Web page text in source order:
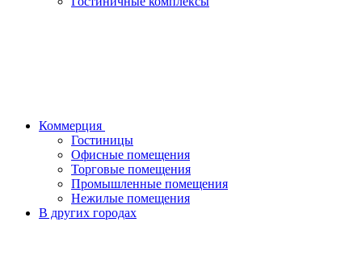
Коммерция
Гостиницы
Офисные помещения
Торговые помещения
Промышленные помещения
Нежилые помещения
В других городах